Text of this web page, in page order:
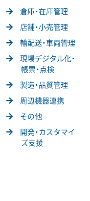
倉庫・在庫管理
店舗・小売管理
輸配送・車両管理
現場デジタル化・
帳票・点検
製造・品質管理
周辺機器連携
その他
開発・カスタマイ
ズ支援